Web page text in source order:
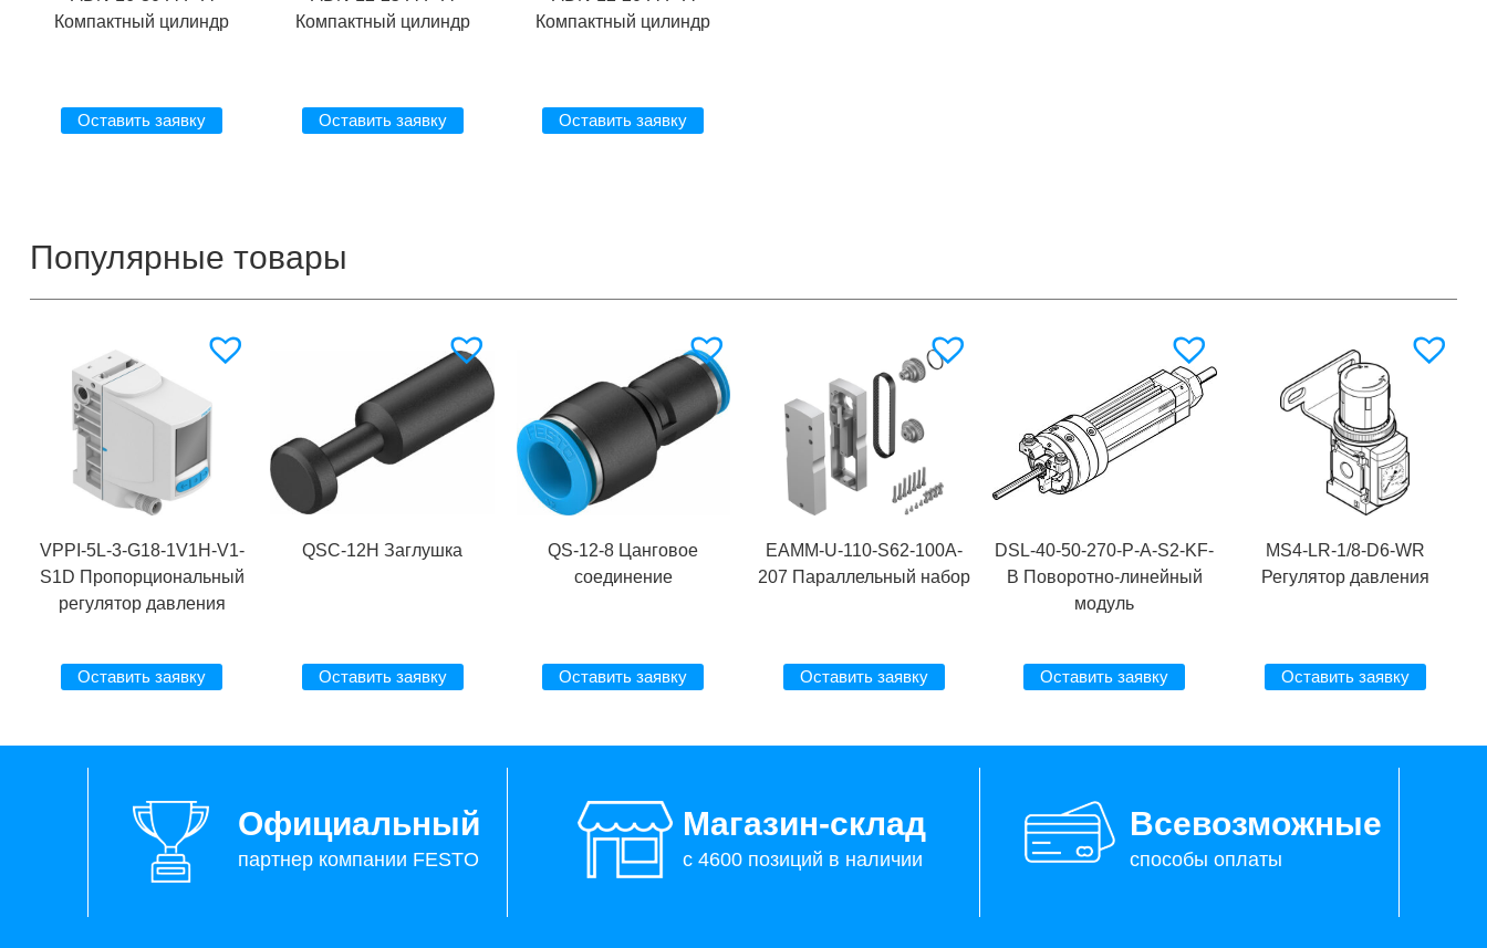
Компактный цилиндр
Оставить заявку
Компактный цилиндр
Оставить заявку
Компактный цилиндр
Оставить заявку
Популярные товары
VPPI-5L-3-G18-1V1H-V1-
S1D Пропорциональный
регулятор давления
Оставить заявку
QSC-12H Заглушка
Оставить заявку
QS-12-8 Цанговое
соединение
Оставить заявку
EAMM-U-110-S62-100A-
207 Параллельный набор
Оставить заявку
DSL-40-50-270-P-A-S2-KF-
B Поворотно-линейный
модуль
Оставить заявку
MS4-LR-1/8-D6-WR
Регулятор давления
Оставить заявку
Официальный
партнер компании FESTO
Магазин-склад
с 4600 позиций в наличии
Всевозможные
способы оплаты